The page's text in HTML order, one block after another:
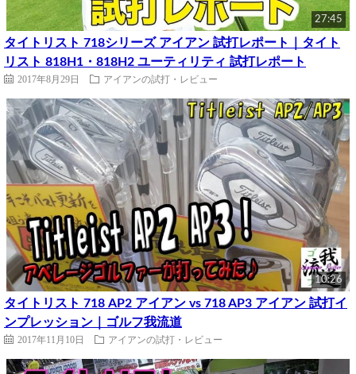
27:45
タイトリスト 718シリーズ アイアン 試打レポート｜タイト
リスト 818H1・818H2 ユーティリティ 試打レポート
2017年8月29日 アイアンの試打・レビュー
10:26
タイトリスト 718 AP2 アイアン vs 718 AP3 アイアン 試打イ
ンプレッション｜ゴルフ我流道
2017年11月10日 アイアンの試打・レビュー